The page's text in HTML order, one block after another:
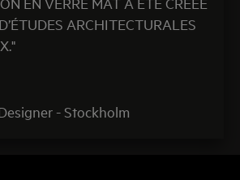
ARCHITECTURALES
- Stockholm